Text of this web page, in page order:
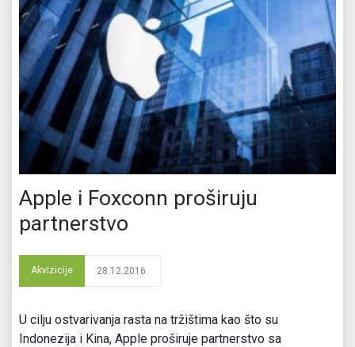
Apple i Foxconn proširuju
partnerstvo
Akvizicije 28.12.2016.
U cilju ostvarivanja rasta na tržištima kao što su
Indonezija i Kina, Apple proširuje partnerstvo sa